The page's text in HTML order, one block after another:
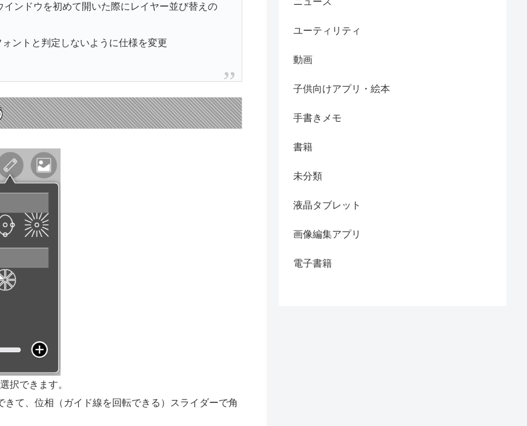
ンドウを初めて開いた際にレイヤー並び替えの
ントと判定しないように仕様を変更
択できます。
て、位相（ガイド線を回転できる）スライダーで角
ユーティリティ
動画
子供向けアプリ・絵本
手書きメモ
書籍
未分類
液晶タブレット
画像編集アプリ
電子書籍